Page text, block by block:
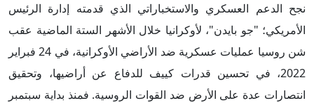
نجح الدعم العسكري والاستخباراتي الذي قدمته إدارة الرئيس
الأمريكي؛ "جو بايدن"، لأوكرانيا خلال الأشهر الستة الماضية عقب
شن روسيا عمليات عسكرية ضد الأراضي الأوكرانية، في 24 فبراير
2022، في تحسين قدرات كييف للدفاع عن أراضيها، وتحقيق
انتصارات عدة على الأرض ضد القوات الروسية. فمنذ بداية سبتمبر